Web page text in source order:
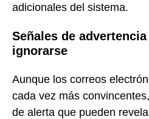
adicionales del sistema.
Señales de
ignorarse
Aunque los correos
cada vez más
de alerta que pueden